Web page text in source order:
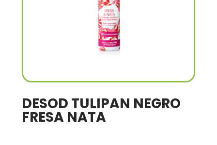
DESOD TULIPAN NEGRO
FRESA NATA